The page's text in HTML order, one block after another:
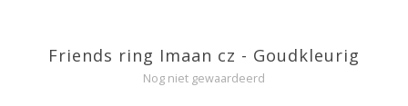
Friends ring Imaan cz - Goudkleurig
Nog niet gewaardeerd